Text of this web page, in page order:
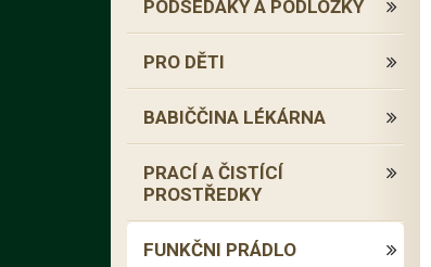
PODSEDÁKY A PODLOŽKY
PRO DĚTI
BABIČČINA LÉKÁRNA
PRACÍ A ČISTÍCÍ
PROSTŘEDKY
FUNKČNI PRÁDLO